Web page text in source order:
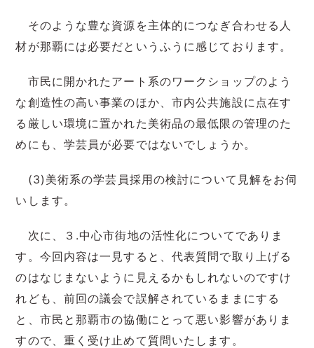
そのような豊な資源を主体的につなぎ合わせる人
材が那覇には必要だというふうに感じております。
市民に開かれたアート系のワークショップのよう
な創造性の高い事業のほか、市内公共施設に点在す
る厳しい環境に置かれた美術品の最低限の管理のた
めにも、学芸員が必要ではないでしょうか。
(3)美術系の学芸員採用の検討について見解をお伺
いします。
次に、３.中心市街地の活性化についてでありま
す。今回内容は一見すると、代表質問で取り上げる
のはなじまないように見えるかもしれないのですけ
れども、前回の議会で誤解されているままにする
と、市民と那覇市の協働にとって悪い影響がありま
すので、重く受け止めて質問いたします。